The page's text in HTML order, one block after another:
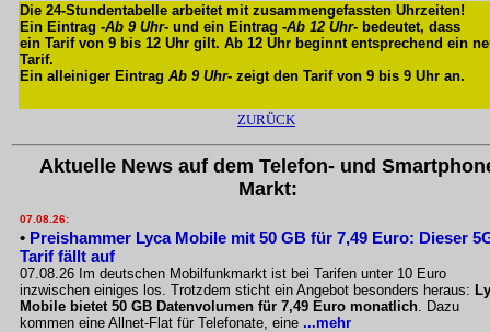
Die 24-Stundentabelle arbeitet mit zusammengefassten Uhrzeiten!
Ein Eintrag -Ab 9 Uhr- und ein Eintrag -Ab 12 Uhr- bedeutet, dass
ein Tarif von 9 bis 12 Uhr gilt. Ab 12 Uhr beginnt entsprechend ein
Tarif.
Ein alleiniger Eintrag Ab 9 Uhr- zeigt den Tarif von 9 bis 9 Uhr an.
ZURÜCK
Aktuelle News auf dem Telefon- und
Markt:
07.08.26:
• Preishammer Lyca Mobile mit 50 GB für 7,49 Euro: Dieser
Tarif fällt auf
07.08.26 Im deutschen Mobilfunkmarkt ist bei Tarifen unter 10 Euro
inzwischen einiges los. Trotzdem sticht ein Angebot besonders heraus:
Mobile bietet 50 GB Datenvolumen für 7,49 Euro monatlich. Dazu
kommen eine Allnet-Flat für Telefonate, eine ...mehr